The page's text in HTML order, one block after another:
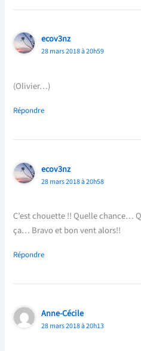
ecov3nz
28 mars 2018 à 20h59
(Olivier…)
Répondre
ecov3nz
28 mars 2018 à 20h58
C’est chouette !! Quelle chance…
ça… Bravo et bon vent alors!!
Répondre
Anne-Cécile
28 mars 2018 à 20h13